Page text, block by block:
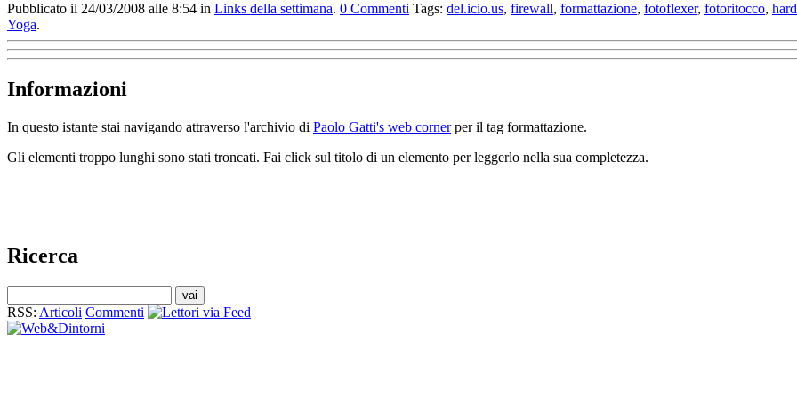
Pubblicato il 24/03/2008 alle 8:54 in Links della settimana. 0 Commenti Tags: del.icio.us, firewall, formattazione, fotoflexer, fotoritocco,
Yoga.
Informazioni
In questo istante stai navigando attraverso l'archivio di Paolo Gatti's web cornerper il tag formattazione.
Gli elementi troppo lunghi sono stati troncati. Fai click sul titolo di un elemento per leggerlo nella sua completezza.
Ricerca
RSS: Articoli Commenti